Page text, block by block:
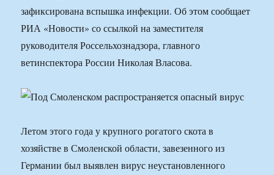
зафиксирована вспышка инфекции. Об этом сообщает
РИА «Новости» со ссылкой на заместителя
руководителя Россельхознадзора, главного
ветинспектора России Николая Власова.
Летом этого года у крупного рогатого скота в
хозяйстве в Смоленской области, завезенного из
Германии был выявлен вирус неустановленного